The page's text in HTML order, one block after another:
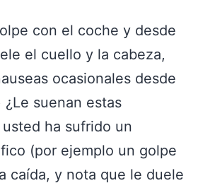
con el coche y desde
el cuello y la cabeza,
ocasionales desde
suenan estas
ha sufrido un
(por ejemplo un golpe
caída, y nota que le duele